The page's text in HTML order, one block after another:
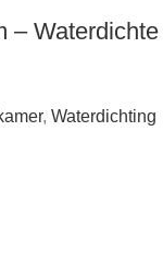
– Waterdichte
, Waterdichting